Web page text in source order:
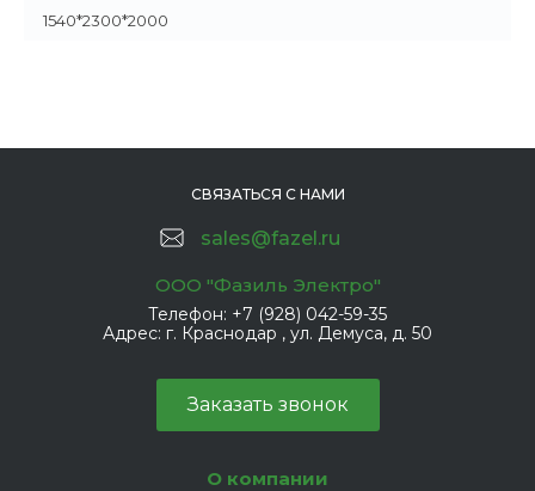
1540*2300*2000
СВЯЗАТЬСЯ С НАМИ
sales@fazel.ru
ООО "Фазиль Электро"
Телефон: +7 (928) 042-59-35
Адрес: г. Краснодар , ул. Демуса, д. 50
Заказать звонок
О компании